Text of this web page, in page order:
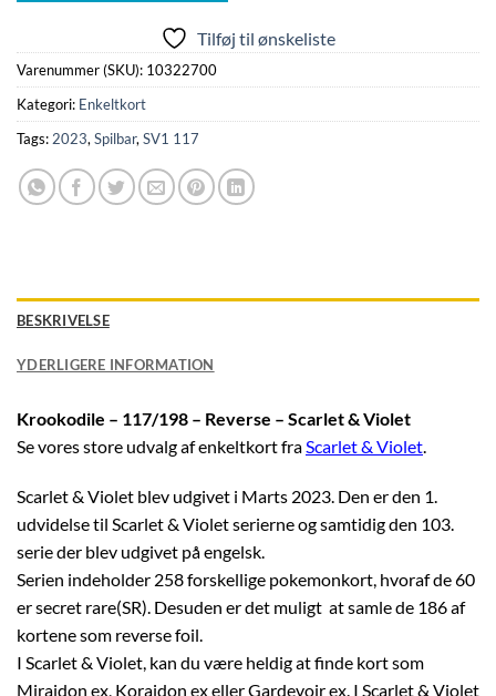
Tilføj til ønskeliste
Varenummer (SKU): 10322700
Kategori: Enkeltkort
Tags: 2023, Spilbar, SV1 117
BESKRIVELSE
YDERLIGERE INFORMATION
Krookodile – 117/198 – Reverse – Scarlet & Violet
Se vores store udvalg af enkeltkort fra Scarlet & Violet
Scarlet & Violet blev udgivet i Marts 2023. Den er den 1.
udvidelse til Scarlet & Violet serierne og samtidig den 103.
serie der blev udgivet på engelsk.
Serien indeholder 258 forskellige pokemonkort, hvoraf de 60
er secret rare(SR). Desuden er det muligt at samle de 186 af
kortene som reverse foil.
I Scarlet & Violet, kan du være heldig at finde kort som
Miraidon ex, Koraidon ex eller Gardevoir ex. I Scarlet & Violet